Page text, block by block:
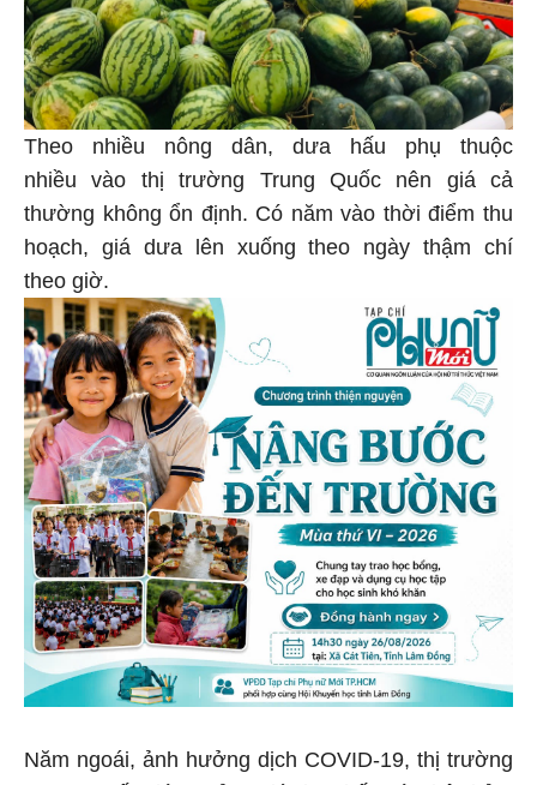
Theo nhiều nông dân, dưa hấu phụ thuộc
nhiều vào thị trường Trung Quốc nên giá cả
thường không ổn định. Có năm vào thời điểm thu
hoạch, giá dưa lên xuống theo ngày thậm chí
theo giờ.
Năm ngoái, ảnh hưởng dịch COVID-19, thị trường